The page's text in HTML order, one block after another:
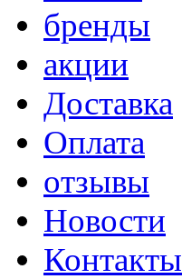
бренды
акции
Доставка
Оплата
отзывы
Новости
Контакты